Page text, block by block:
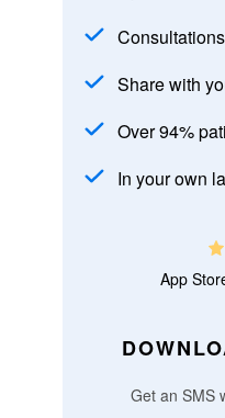
Share with
Over 94%
In your own
App
Get an SMS